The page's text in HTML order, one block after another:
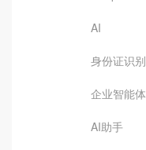
AI
身份证识别
企业智能体
AI助手